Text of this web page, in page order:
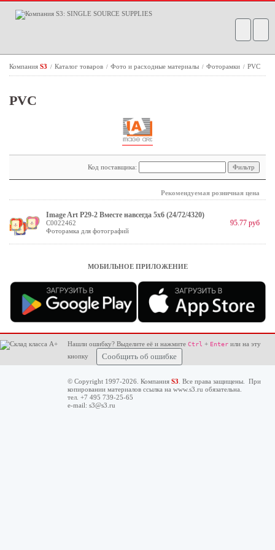
Компания S3 / Каталог товаров / Фото и расходные материалы / Фоторамки / PVC
PVC
Код поставщика:
Рекомендуемая розничная цена
Image Art P29-2 Вместе навсегда 5x6 (24/72/4320)
C0022462
Фоторамка для фотографий
95.77 руб
МОБИЛЬНОЕ ПРИЛОЖЕНИЕ
Нашли ошибку? Выделите её и нажмите Ctrl + Enter или на эту
кнопку
Сообщить об ошибке
© Copyright 1997-2026. Компания S3 . Все права защищены. При
копировании материалов ссылка на www.s3.ru обязательна.
тел. +7 495 739-25-65
e-mail: s3@s3.ru